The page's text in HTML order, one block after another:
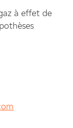
à effet de